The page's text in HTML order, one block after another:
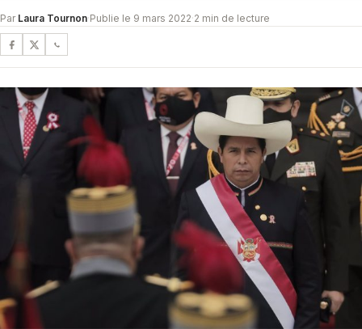
Par Laura Tournon·Publie le 9 mars 2022·2 min de lecture